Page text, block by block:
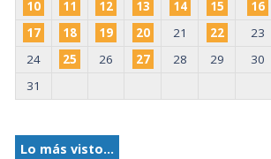
10
11 12 13 14 15
16
17
18 19 20 21 22
23
24
25 26 27 28 29
30
31
Lo más visto...